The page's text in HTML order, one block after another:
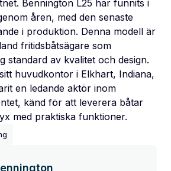
Bennington L25 har funnits i
åren, med den senaste
i produktion. Denna modell är
fritidsbåtsägare som
standard av kvalitet och design.
huvudkontor i Elkhart, Indiana,
en ledande aktör inom
känd för att leverera båtar
med praktiska funktioner.